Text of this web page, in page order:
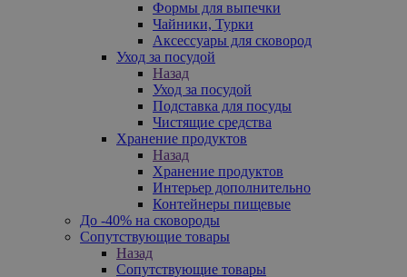
Формы для выпечки
Чайники, Турки
Аксессуары для сковород
Уход за посудой
Назад
Уход за посудой
Подставка для посуды
Чистящие средства
Хранение продуктов
Назад
Хранение продуктов
Интерьер дополнительно
Контейнеры пищевые
До -40% на сковороды
Сопутствующие товары
Назад
Сопутствующие товары